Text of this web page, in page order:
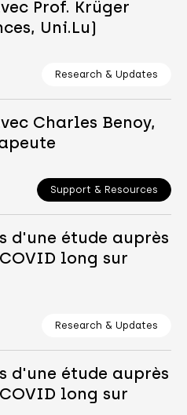
Prof. Krüger
Uni.Lu)
Research & Updates
Charles Benoy,
Support & Resources
d'une étude auprès
long sur
Research & Updates
d'une étude auprès
long sur